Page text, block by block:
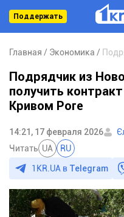
Поддержать
Главная Экономика
Подрядчик из
получить
Кривом Роге
14:21, 17 февраля 2026
Читать UA RU
1KR.UA в Telegram